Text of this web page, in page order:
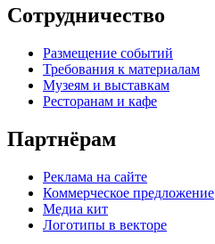
Сотрудничество
Размещение событий
Требования к материалам
Музеям и выставкам
Ресторанам и кафе
Партнёрам
Реклама на сайте
Коммерческое предложение
Медиа кит
Логотипы в векторе